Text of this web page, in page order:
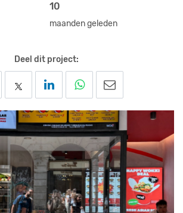
10
maanden geleden
Deel dit project: